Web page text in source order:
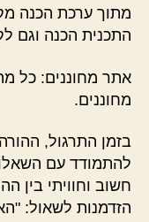
מתוך ערכת הכנה
התכנית הכנה וגם
אתר מחוננים: כל
מחוננים.
בזמן התרגול,
להתמודד עם
חשוב וחוויתי בין
הזדמנות לשאול: